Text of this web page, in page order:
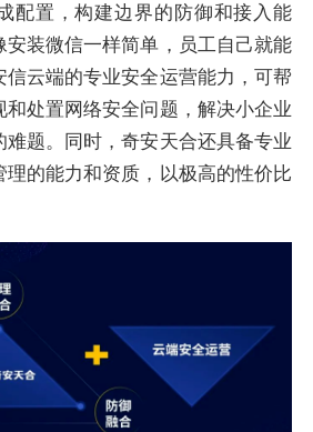
配置，构建边界的防御和接入能
安装微信一样简单，员工自己就能
云端的专业安全运营能力，可帮
处置网络安全问题，解决小企业
题。同时，奇安天合还具备专业
理的能力和资质，以极高的性价比